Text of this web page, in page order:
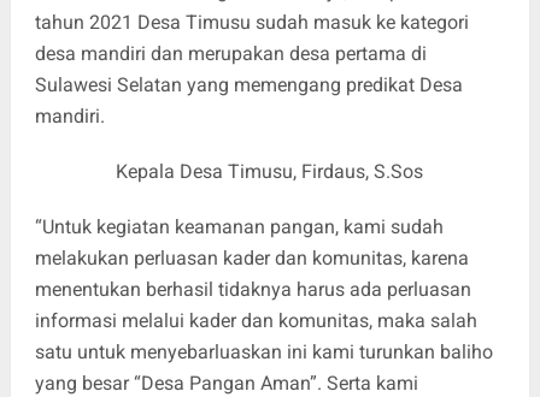
tahun 2021 Desa Timusu sudah masuk ke kategori
desa mandiri dan merupakan desa pertama di
Sulawesi Selatan yang memengang predikat Desa
mandiri.
Kepala Desa Timusu, Firdaus, S.Sos
“Untuk kegiatan keamanan pangan, kami sudah
melakukan perluasan kader dan komunitas, karena
menentukan berhasil tidaknya harus ada perluasan
informasi melalui kader dan komunitas, maka salah
satu untuk menyebarluaskan ini kami turunkan baliho
yang besar “Desa Pangan Aman”. Serta kami